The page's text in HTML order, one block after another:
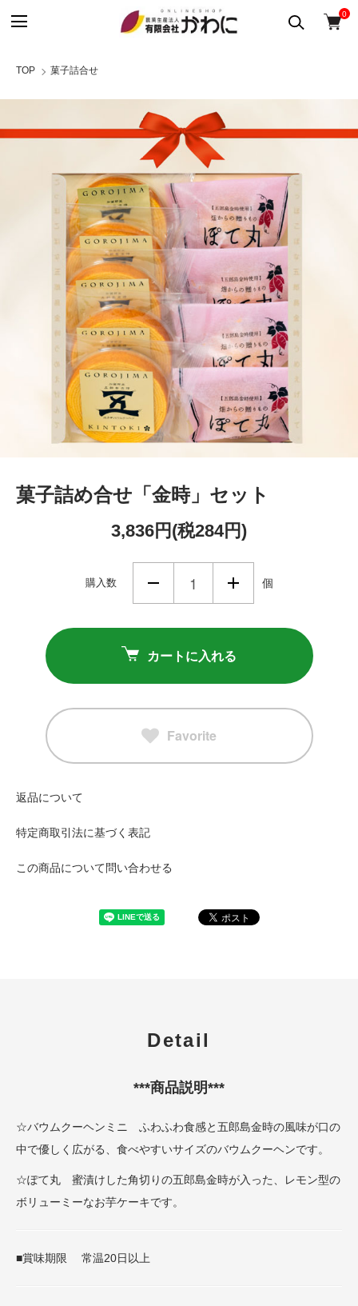
0
TOP 菓子詰合せ
菓子詰め合せ「金時」セット
3,836円(税284円)
購入数 個
カートに入れる
Favorite
返品について
特定商取引法に基づく表記
この商品について問い合わせる
Detail
***商品説明***
☆バウムクーヘンミニ ふわふわ食感と五郎島金時の風味が口の
中で優しく広がる、食べやすいサイズのバウムクーヘンです。
☆ぽて丸 蜜漬けした角切りの五郎島金時が入った、レモン型の
ボリューミーなお芋ケーキです。
■賞味期限 常温20日以上